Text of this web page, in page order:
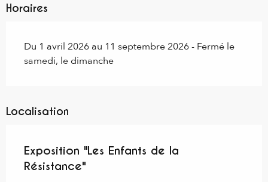
Horaires
Du 1 avril 2026 au 11 septembre 2026 - Fermé le
samedi, le dimanche
Localisation
Exposition "Les Enfants de la
Résistance"